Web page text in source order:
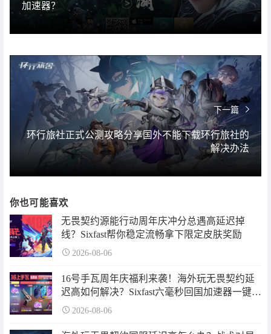
加速器？
下一篇
环行旅社正式公测攻略分享国外不能下载环行旅社的
解决办法
你也可能喜欢
无畏契约源能行动周年庆冲分总遇高延迟掉
线？Sixfast帮你稳定流畅拿下限定皮肤奖励
2026-08-06
16号手瓦周年庆福利来袭！海外玩无畏契约延
迟高如何解决？Sixfast六毫秒回国加速器一键解
决！
2026-08-06